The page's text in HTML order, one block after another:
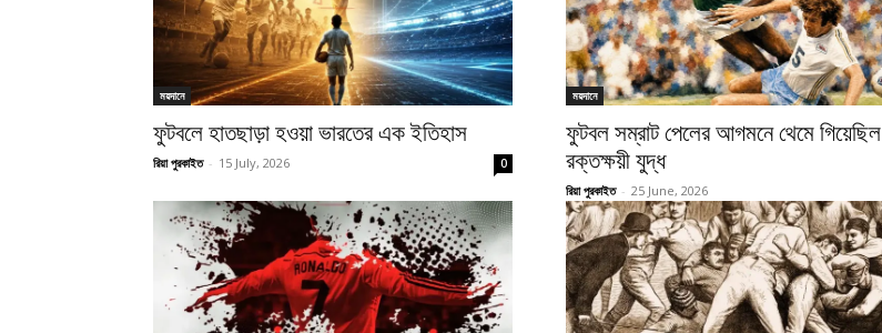
ময়দানে
ফুটবলে হাতছাড়া হওয়া ভারতের এক ইতিহাস
রিয়া পুরকাইত - 15 July, 2026 0
ময়দানে
ফুটবল সম্রাট পেলের আগমনে থেমে গিয়েছিল
রক্তক্ষয়ী যুদ্ধ
রিয়া পুরকাইত - 25 June, 2026